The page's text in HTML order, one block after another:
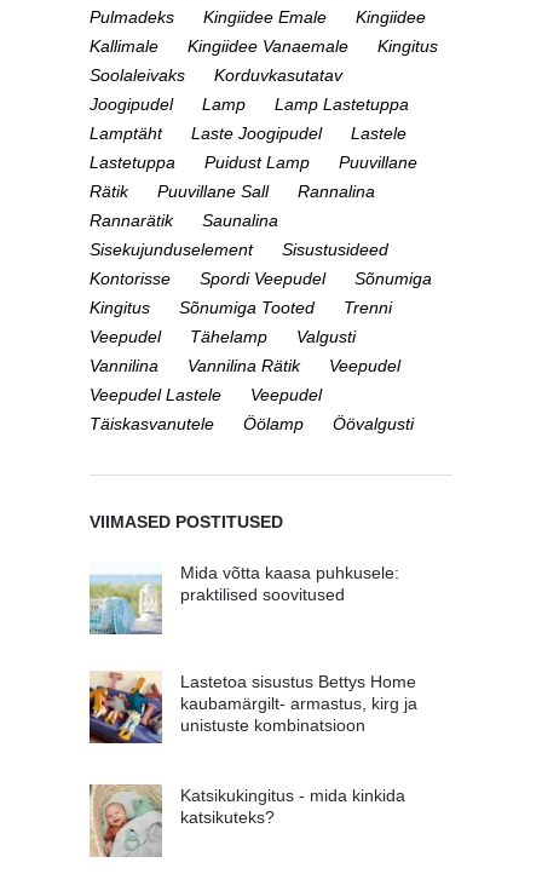
Pulmadeks
Kingiidee Emale
Kingiidee
Kallimale
Kingiidee Vanaemale
Kingitus
Soolaleivaks
Korduvkasutatav
Joogipudel
Lamp
Lamp Lastetuppa
Lamptäht
Laste Joogipudel
Lastele
Lastetuppa
Puidust Lamp
Puuvillane
Rätik
Puuvillane Sall
Rannalina
Rannarätik
Saunalina
Sisekujunduselement
Sisustusideed
Kontorisse
Spordi Veepudel
Sõnumiga
Kingitus
Sõnumiga Tooted
Trenni
Veepudel
Tähelamp
Valgusti
Vannilina
Vannilina Rätik
Veepudel
Veepudel Lastele
Veepudel
Täiskasvanutele
Öölamp Öövalgusti
VIIMASED POSTITUSED
Mida võtta kaasa puhkusele:
praktilised soovitused
Lastetoa sisustus Bettys Home
kaubamärgilt- armastus, kirg ja
unistuste kombinatsioon
Katsikukingitus - mida kinkida
katsikuteks?